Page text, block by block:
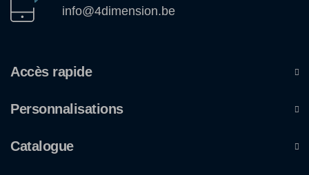
info@4dimension.be
Accès rapide
Personnalisations
Catalogue